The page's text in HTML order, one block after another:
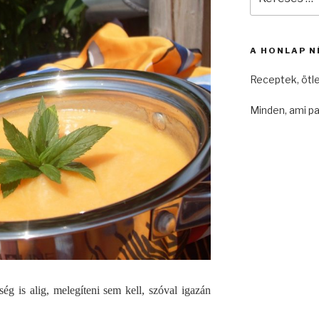
is alig, melegíteni sem kell, szóval igazán
következő
A HONLAP
Receptek,
Minden, ami